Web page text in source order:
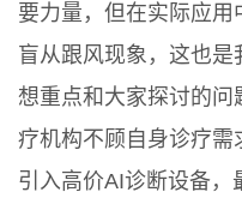
要力量，但在实际应
盲从跟风现象，这也是
想重点和大家探讨的
疗机构不顾自身诊疗需
引入高价AI诊断设备，